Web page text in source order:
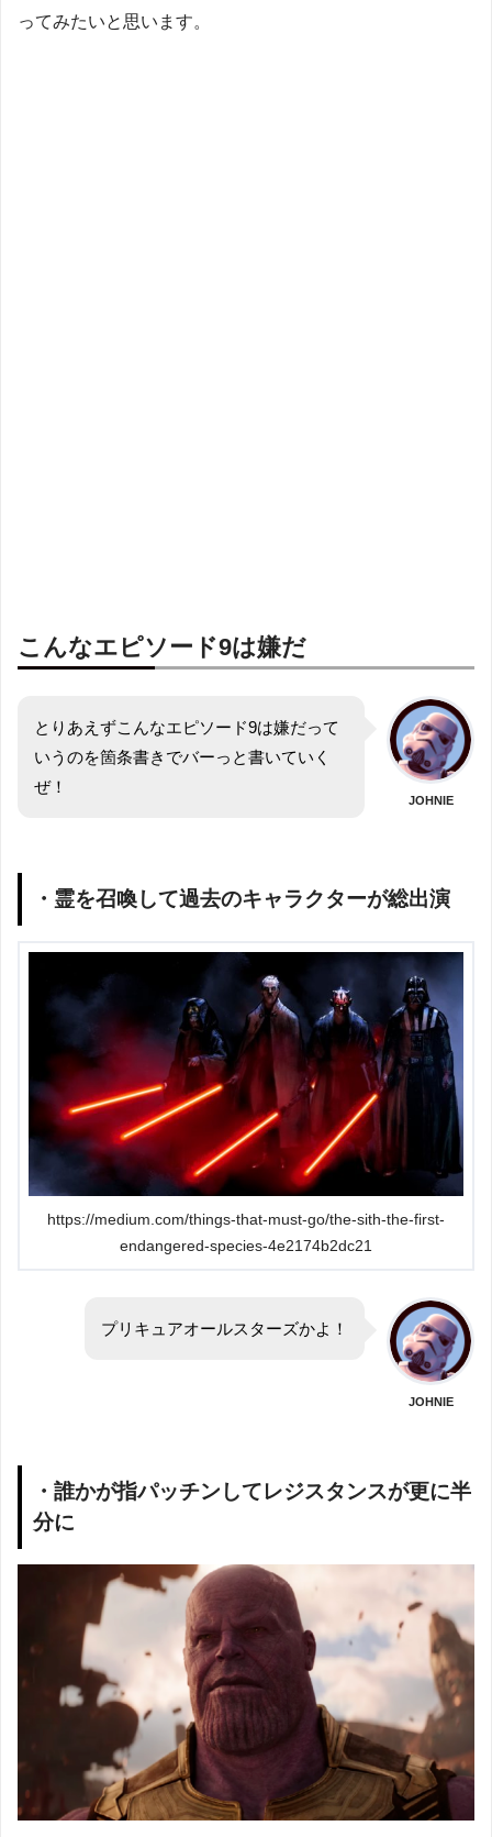
ってみたいと思います。
こんなエピソード9は嫌だ
とりあえずこんなエピソード9は嫌だって
いうのを箇条書きでバーっと書いていく
ぜ！
JOHNIE
・霊を召喚して過去のキャラクターが総出演
https://medium.com/things-that-must-go/the-sith-the-first-
endangered-species-4e2174b2dc21
プリキュアオールスターズかよ！
JOHNIE
・誰かが指パッチンしてレジスタンスが更に半
分に